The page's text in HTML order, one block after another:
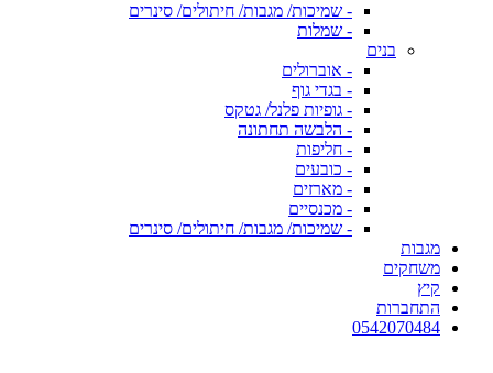
- שמיכות/ מגבות/ חיתולים/ סינרים
- שמלות
בנים
- אוברולים
- בגדי גוף
- גופיות פלנל/ גטקס
- הלבשה תחתונה
- חליפות
- כובעים
- מארזים
- מכנסיים
- שמיכות/ מגבות/ חיתולים/ סינרים
מגבות
משחקים
קיץ
התחברות
0542070484